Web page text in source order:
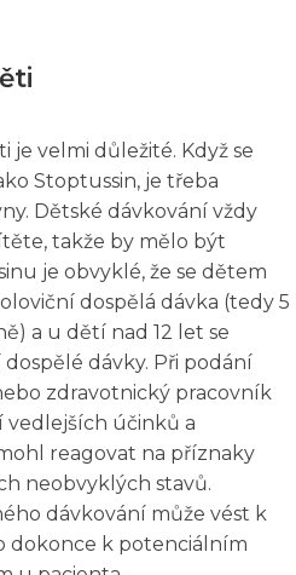
je velmi důležité. Když se
Stoptussin, je třeba
Dětské dávkování vždy
takže by mělo být
je obvyklé, že se dětem
dospělá dávka (tedy 5
a u dětí nad 12 let se
dávky. Při podání
zdravotnický pracovník
vedlejších účinků a
reagovat na příznaky
neobvyklých stavů.
dávkování může vést k
dokonce k potenciálním